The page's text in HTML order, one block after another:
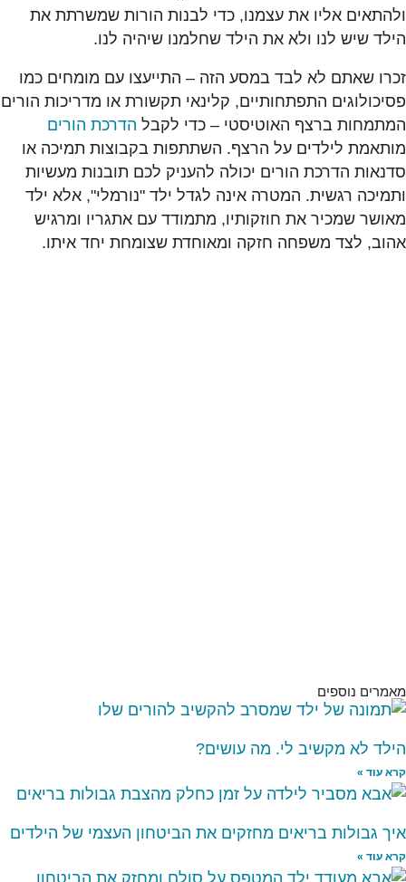
ולהתאים אליו את עצמנו, כדי לבנות הורות שמשרתת את
הילד שיש לנו ולא את הילד שחלמנו שיהיה לנו.
זכרו שאתם לא לבד במסע הזה – התייעצו עם מומחים כמו
פסיכולוגים התפתחותיים, קלינאי תקשורת או מדריכות הורים
המתמחות ברצף האוטיסטי – כדי לקבל הדרכת הורים
מותאמת לילדים על הרצף. השתתפות בקבוצות תמיכה או
סדנאות הדרכת הורים יכולה להעניק לכם תובנות מעשיות
ותמיכה רגשית. המטרה אינה לגדל ילד "נורמלי", אלא ילד
מאושר שמכיר את חוזקותיו, מתמודד עם אתגריו ומרגיש
אהוב, לצד משפחה חזקה ומאוחדת שצומחת יחד איתו.
מאמרים נוספים
הילד לא מקשיב לי. מה עושים?
קרא עוד »
איך גבולות בריאים מחזקים את הביטחון העצמי של הילדים
קרא עוד »